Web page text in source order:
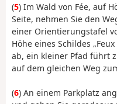
(5) Im Wald von Fée, auf
Seite, nehmen Sie den
einer Orientierungstafel
Höhe eines Schildes
ab, ein kleiner Pfad führt
auf dem gleichen Weg
(6) An einem Parkplatz